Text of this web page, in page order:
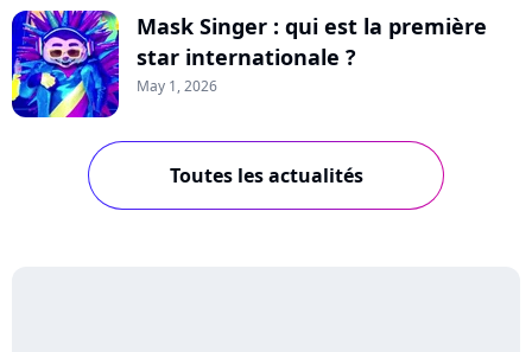
Mask Singer : qui est la première
star internationale ?
May 1, 2026
Toutes les actualités